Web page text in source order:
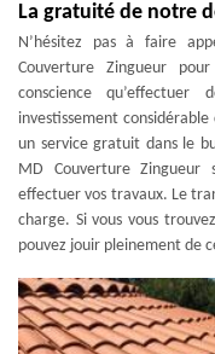
La gratuité de notre
N’hésitez pas à faire
Couverture Zingueur
conscience
investissement
un service gratuit dans le
MD Couverture Zingueur
effectuer vos travaux. Le
charge. Si vous vous
pouvez jouir pleinement de